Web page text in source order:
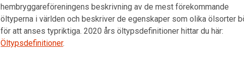
hembryggareföreningens beskrivning av de mest förekommande
öltyperna i världen och beskriver de egenskaper som olika ölsorter
för att anses typriktiga. 2020 års öltypsdefinitioner hittar du här:
Öltypsdefinitioner.